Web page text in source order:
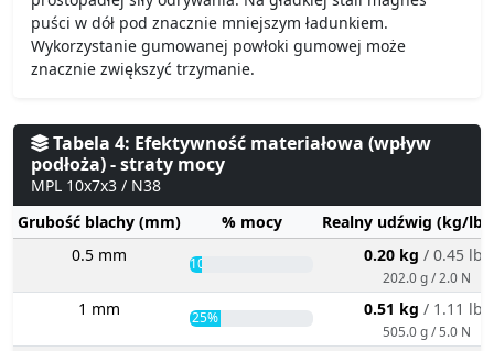
puści w dół pod znacznie mniejszym ładunkiem.
Wykorzystanie gumowanej powłoki gumowej może
znacznie zwiększyć trzymanie.
Tabela 4: Efektywność materiałowa (wpływ
podłoża) - straty mocy
MPL 10x7x3 / N38
Grubość blachy (mm)
% mocy
Realny udźwig (kg/
0.5 mm
10% 0.20 kg / 0.45 lbs
202.0 g / 2.0 N
1 mm 25% 0.51 kg / 1.11 lbs
505.0 g / 5.0 N